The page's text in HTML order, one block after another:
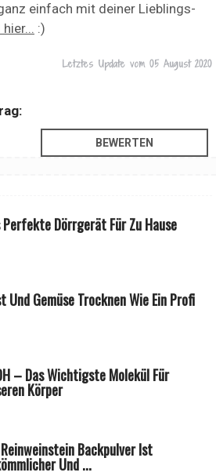
einfach mit deiner Lieblings-
:)
Letztes Update vom 05 August 2020
Perfekte Dörrgerät Für Zu Hause
Und Gemüse Trocknen Wie Ein Profi
– Das Wichtigste Molekül Für
Körper
Backpulver Ist
Und ...